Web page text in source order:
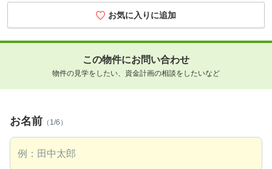
お気に入りに追加
この物件にお問い合わせ
物件の見学をしたい、資金計画の相談をしたいなど
お名前 （1/6）